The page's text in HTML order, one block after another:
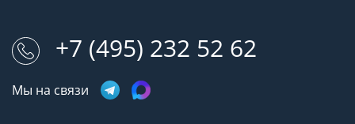
+7 (495) 232 52 62
Мы на связи